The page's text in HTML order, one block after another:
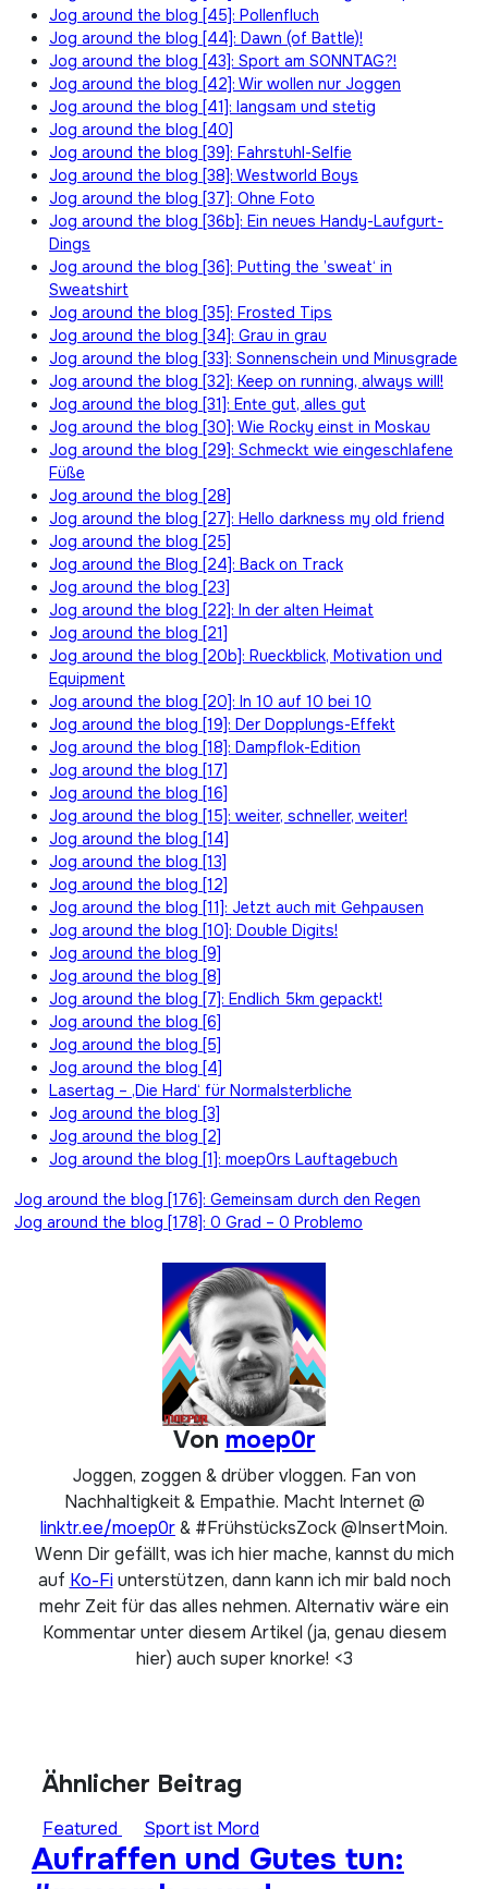
Jog around the blog [45]: Pollenfluch
Jog around the blog [44]: Dawn (of Battle)!
Jog around the blog [43]: Sport am SONNTAG?!
Jog around the blog [42]: Wir wollen nur Joggen
Jog around the blog [41]: langsam und stetig
Jog around the blog [40]
Jog around the blog [39]: Fahrstuhl-Selfie
Jog around the blog [38]: Westworld Boys
Jog around the blog [37]: Ohne Foto
Jog around the blog [36b]: Ein neues Handy-Laufgurt-
Dings
Jog around the blog [36]: Putting the ’sweat‘ in
Sweatshirt
Jog around the blog [35]: Frosted Tips
Jog around the blog [34]: Grau in grau
Jog around the blog [33]: Sonnenschein und Minusgrade
Jog around the blog [32]: Keep on running, always will!
Jog around the blog [31]: Ente gut, alles gut
Jog around the blog [30]: Wie Rocky einst in Moskau
Jog around the blog [29]: Schmeckt wie eingeschlafene
Füße
Jog around the blog [28]
Jog around the blog [27]: Hello darkness my old friend
Jog around the blog [25]
Jog around the Blog [24]: Back on Track
Jog around the blog [23]
Jog around the blog [22]: In der alten Heimat
Jog around the blog [21]
Jog around the blog [20b]: Rueckblick, Motivation und
Equipment
Jog around the blog [20]: In 10 auf 10 bei 10
Jog around the blog [19]: Der Dopplungs-Effekt
Jog around the blog [18]: Dampflok-Edition
Jog around the blog [17]
Jog around the blog [16]
Jog around the blog [15]: weiter, schneller, weiter!
Jog around the blog [14]
Jog around the blog [13]
Jog around the blog [12]
Jog around the blog [11]: Jetzt auch mit Gehpausen
Jog around the blog [10]: Double Digits!
Jog around the blog [9]
Jog around the blog [8]
Jog around the blog [7]: Endlich 5km gepackt!
Jog around the blog [6]
Jog around the blog [5]
Jog around the blog [4]
Lasertag – ‚Die Hard‘ für Normalsterbliche
Jog around the blog [3]
Jog around the blog [2]
Jog around the blog [1]: moep0rs Lauftagebuch
Beitragsnavigation
Jog around the blog [176]: Gemeinsam durch den Regen
Jog around the blog [178]: 0 Grad – 0 Problemo
Von moep0r
Joggen, zoggen & drüber vloggen. Fan von
Nachhaltigkeit & Empathie. Macht Internet @
linktr.ee/moep0r& #FrühstücksZock @InsertMoin.
Wenn Dir gefällt, was ich hier mache, kannst du mich
auf Ko-Fiunterstützen, dann kann ich mir bald noch
mehr Zeit für das alles nehmen. Alternativ wäre ein
Kommentar unter diesem Artikel (ja, genau diesem
hier) auch super knorke! <3
Ähnlicher Beitrag
Featured Sport ist Mord
Aufraffen und Gutes tun: